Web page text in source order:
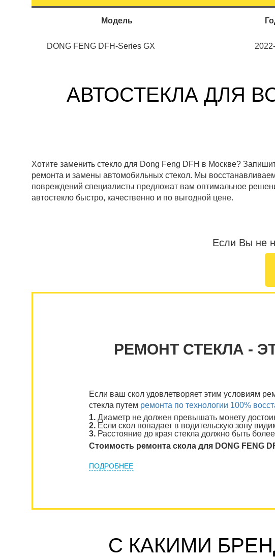
Модель
DONG FENG DFH-Series GX
АВТОСТЕКЛА ДЛЯ
Хотите заменить стекло для Dong Feng DFH в Москве?
ремонта и замены автомобильных стекол. Мы
повреждений специалисты предложат вам оптимальное
автостекло быстро, качественно и по выгодной цене.
Если Вы не
РЕМОНТ СТЕКЛА -
Если ваш скол удовлетворяет этим условиям
стекла путем ремонта по технологии 100%
1. Диаметр не должен превышать монету
2. Если скол попадает в водительскую зону
3. Расстояние до края стекла должно быть
Стоимость ремонта скола для DONG FENG
ПОДРОБНЕЕ
С КАКИМИ